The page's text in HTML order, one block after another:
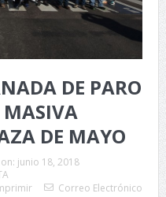
DE PARO
DE MAYO
on: junio 18, 2018
Correo Electrónico